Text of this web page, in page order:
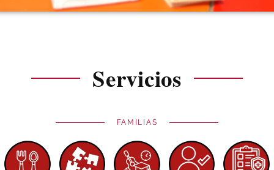
Servicios
FAMILIAS